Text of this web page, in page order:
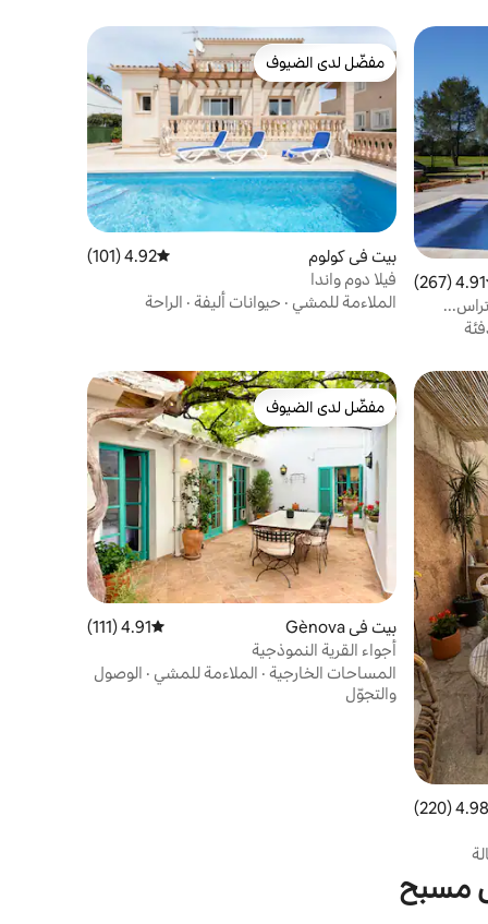
التقييم 4.91 من 5، 267 مراجعات
4.91 (267)
مفضّل لدى الضيوف
مفضّل لدى الضيوف
بيت في كولوم متوسط التقييم 4.92 من 5، 101 مراجعات
4.92 (101)
فيلا دوم واندا
الملاءمة للمشي · حيوانات أليفة · الراحة
4.98 من 5، 220 مراجعات4.98 (220)
مفضّل لدى الضيوف
مفضّل لدى الضيوف
بيت في Gènova متوسط التقييم 4.91 من 5، 111 مراجعات
4.91 (111)
أجواء القرية النموذجية
المساحات الخارجية · الملاءمة للمشي · الوصول
والتجوّل
مسبح